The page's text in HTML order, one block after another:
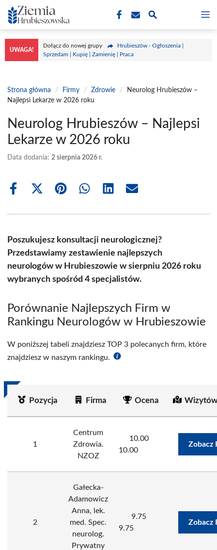
Przejdź
do
treści
UWAGA!
Dołącz do nowej grupy
Hrubieszów - Ogłoszenia |
Sprzedam | Kupię | Zamienię | Praca
Strona główna / Firmy / Zdrowie /
Neurolog Hrubieszów –
Najlepsi Lekarze w 2026 roku
Neurolog Hrubieszów – Najlepsi
Lekarze w 2026 roku
Data dodania: 2 sierpnia 2026 r.
Share
Share
(Twitter)
Share Share Share Share
Poszukujesz konsultacji neurologicznej?
Przedstawiamy zestawienie najlepszych
neurologów w Hrubieszowie w sierpniu 2026 roku
wybranych spośród 4 specjalistów.
Porównanie Najlepszych Firm w
Rankingu Neurologów w Hrubieszowie
W poniższej tabeli znajdziesz TOP 3 polecanych firm, które
znajdziesz w naszym rankingu.
Pozycja Firma Ocena
1
Centrum
Zdrowia.
NZOZ
10.00
10.00
Zobacz
2
Gałecka-
Adamowicz
Anna, lek.
med. Spec.
neurolog.
Prywatny
9.75
9.75
Zobacz